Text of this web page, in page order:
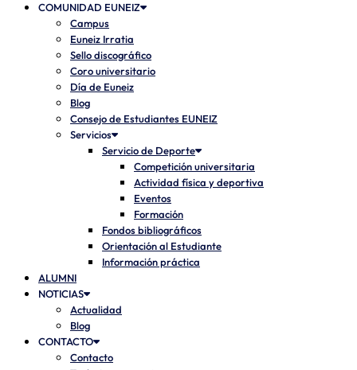
COMUNIDAD EUNEIZ
Campus
Euneiz Irratia
Sello discográfico
Coro universitario
Día de Euneiz
Blog
Consejo de Estudiantes EUNEIZ
Servicios
Servicio de Deporte
Competición universitaria
Actividad física y deportiva
Eventos
Formación
Fondos bibliográficos
Orientación al Estudiante
Información práctica
ALUMNI
NOTICIAS
Actualidad
Blog
CONTACTO
Contacto